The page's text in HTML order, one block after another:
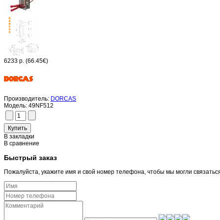
6233 р. (66.45€)
Производитель: DORCAS
Модель: 49NF512
В закладки
В сравнение
Быстрый заказ
Пожалуйста, укажите имя и свой номер телефона, чтобы мы могли